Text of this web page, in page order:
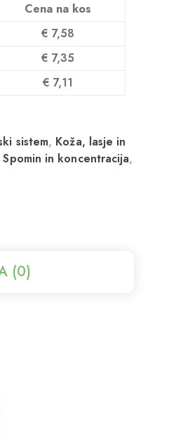
Cena na kos
€ 7,58
€ 7,35
€ 7,11
sistem, Koža, lasje in
Spomin in koncentracija,
(0)